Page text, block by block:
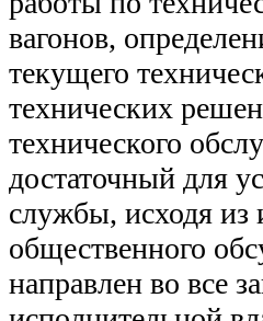
вагонов,
текущего
технических
технического
достаточный для
службы, исходя из
общественного
направлен во все